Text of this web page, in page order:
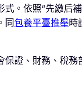
式。依照“先繳后
同包養平臺推舉時
保證、財務、稅務